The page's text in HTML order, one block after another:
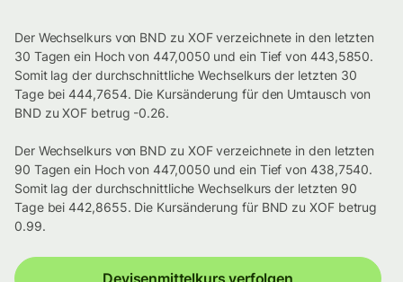
Der Wechselkurs von BND zu XOF verzeichnete in den letzten
30 Tagen ein Hoch von 447,0050 und ein Tief von 443,5850.
Somit lag der durchschnittliche Wechselkurs der letzten 30
Tage bei 444,7654. Die Kursänderung für den Umtausch von
BND zu XOF betrug -0.26.
Der Wechselkurs von BND zu XOF verzeichnete in den letzten
90 Tagen ein Hoch von 447,0050 und ein Tief von 438,7540.
Somit lag der durchschnittliche Wechselkurs der letzten 90
Tage bei 442,8655. Die Kursänderung für BND zu XOF betrug
0.99.